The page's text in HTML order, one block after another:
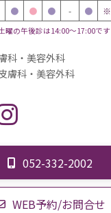
● ● ● - ● ※
曜の午後診は14:00～17:00です
科・美容外科
膚科・美容外科
052-332-2002
WEB予約/お問合せ